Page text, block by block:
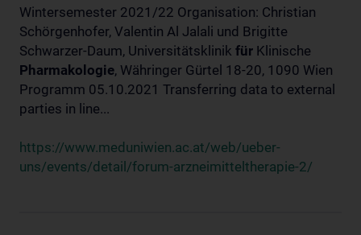
Wintersemester 2021/22 Organisation: Christian
Schörgenhofer, Valentin Al Jalali und Brigitte
Schwarzer-Daum, Universitätsklinik für Klinische
Pharmakologie, Währinger Gürtel 18-20, 1090 Wien
Programm 05.10.2021 Transferring data to external
parties in line...
https://www.meduniwien.ac.at/web/ueber-
uns/events/detail/forum-arzneimitteltherapie-2/